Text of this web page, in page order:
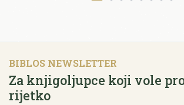
BIBLOS NEWSLETTER
Za knjigoljupce koji vole
rijetko